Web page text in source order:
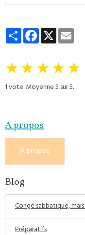
PartagerFacebook
X
★★★★★
1vote. Moyenne5sur 5.
A propos
A propos
Blog
Congé sabbatique,
Préparatifs